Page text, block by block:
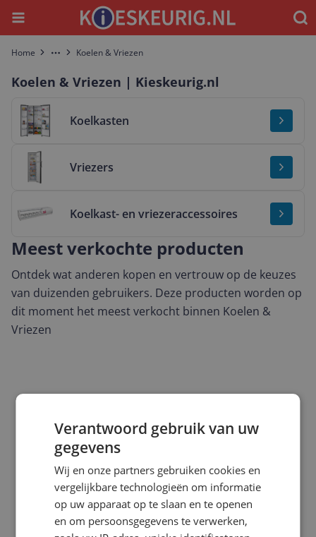
Menu
Home More Koelen & Vriezen
Koelen & Vriezen | Kieskeurig.nl
Koelkasten
Bekijk & vergelijk Koelkasten
Vriezers
Bekijk & vergelijk Vriezers
Koelkast- en vriezeraccessoires
Meest verkochte producten
Ontdek wat anderen kopen en vertrouw op de keuzes
van duizenden gebruikers. Deze producten worden op
dit moment het meest verkocht binnen Koelen &
Vriezen
Verantwoord gebruik van uw
gegevens
Wij en onze partners gebruiken cookies en
vergelijkbare technologieën om informatie
op uw apparaat op te slaan en te openen
en om persoonsgegevens te verwerken,